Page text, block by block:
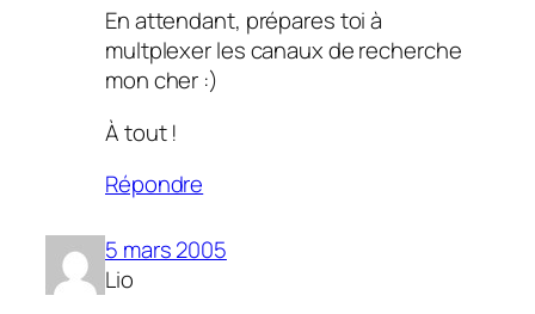
En attendant, prépares toi à
multplexer les canaux de recherche
mon cher :)
À tout !
Répondre
5 mars 2005
Lio